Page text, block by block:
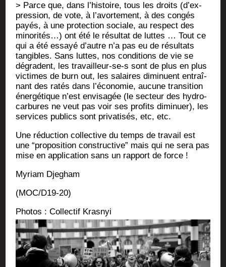
> Parce que, dans l’his­toire, tous les droits (d’ex­
pres­sion, de vote, à l’a­vor­te­ment, à des congés
payés, à une pro­tec­tion sociale, au res­pect des
mino­ri­tés…) ont été le résul­tat de luttes … Tout ce
qui a été essayé d’autre n’a pas eu de résul­tats
tan­gibles. Sans luttes, nos condi­tions de vie se
dégradent, les tra­vailleur-se‑s sont de plus en plus
vic­times de burn out, les salaires dimi­nuent entraî­
nant des ratés dans l’é­co­no­mie, aucune tran­si­tion
éner­gé­tique n’est envi­sa­gée (le sec­teur des hydro­
car­bures ne veut pas voir ses pro­fits dimi­nuer), les
ser­vices publics sont pri­va­ti­sés, etc, etc.
Une réduc­tion col­lec­tive du temps de tra­vail est
une “pro­po­si­tion construc­tive” mais qui ne sera pas
mise en appli­ca­tion sans un rap­port de force !
Myriam Dje­gham
(MOC/D19-20)
Pho­tos : Col­lec­tif Krasnyi